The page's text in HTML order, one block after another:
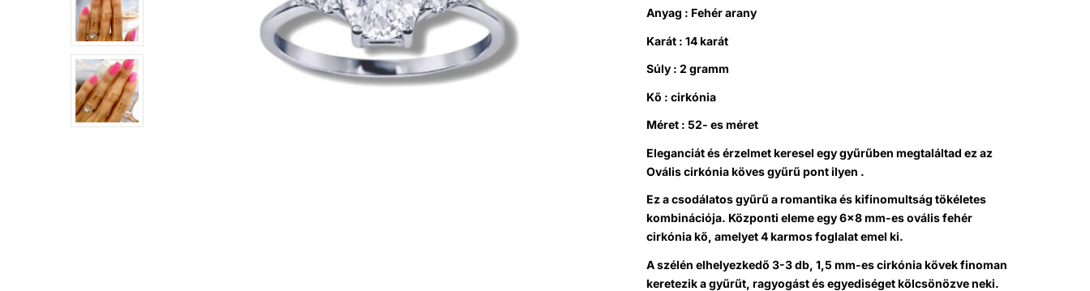
Anyag : Fehér arany
Karát : 14 karát
Súly : 2 gramm
Kő : cirkónia
Méret : 52- es méret
Eleganciát és érzelmet keresel egy gyűrűben megtaláltad ez az
Ovális cirkónia köves gyűrű pont ilyen .
Ez a csodálatos gyűrű a romantika és kifinomultság tökéletes
kombinációja. Központi eleme egy 6×8 mm-es ovális fehér
cirkónia kő, amelyet 4 karmos foglalat emel ki.
A szélén elhelyezkedő 3-3 db, 1,5 mm-es cirkónia kövek finoman
keretezik a gyűrűt, ragyogást és egyediséget kölcsönözve neki.